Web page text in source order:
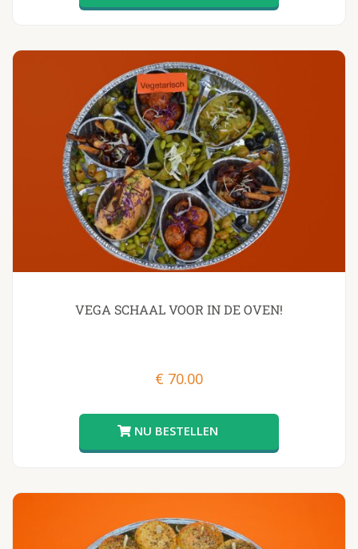
VEGA SCHAAL VOOR IN DE OVEN!
€ 70.00